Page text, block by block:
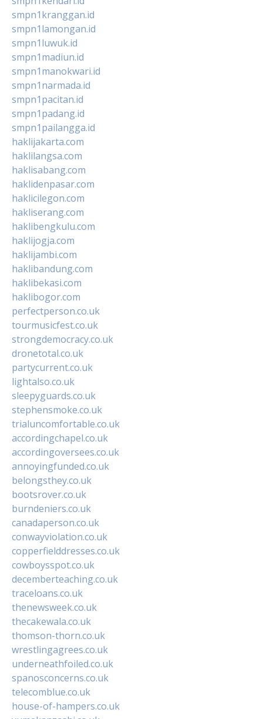
smpn1kranggan.id
smpn1lamongan.id
smpn1luwuk.id
smpn1madiun.id
smpn1manokwari.id
smpn1narmada.id
smpn1pacitan.id
smpn1padang.id
smpn1pailangga.id
haklijakarta.com
haklilangsa.com
haklisabang.com
haklidenpasar.com
haklicilegon.com
hakliserang.com
haklibengkulu.com
haklijogja.com
haklijambi.com
haklibandung.com
haklibekasi.com
haklibogor.com
perfectperson.co.uk
tourmusicfest.co.uk
strongdemocracy.co.uk
dronetotal.co.uk
partycurrent.co.uk
lightalso.co.uk
sleepyguards.co.uk
stephensmoke.co.uk
trialuncomfortable.co.uk
accordingchapel.co.uk
accordingoversees.co.uk
annoyingfunded.co.uk
belongsthey.co.uk
bootsrover.co.uk
burndeniers.co.uk
canadaperson.co.uk
conwayviolation.co.uk
copperfielddresses.co.uk
cowboysspot.co.uk
decemberteaching.co.uk
traceloans.co.uk
thenewsweek.co.uk
thecakewala.co.uk
thomson-thorn.co.uk
wrestlingagrees.co.uk
underneathfoiled.co.uk
spanosconcerns.co.uk
telecomblue.co.uk
house-of-hampers.co.uk